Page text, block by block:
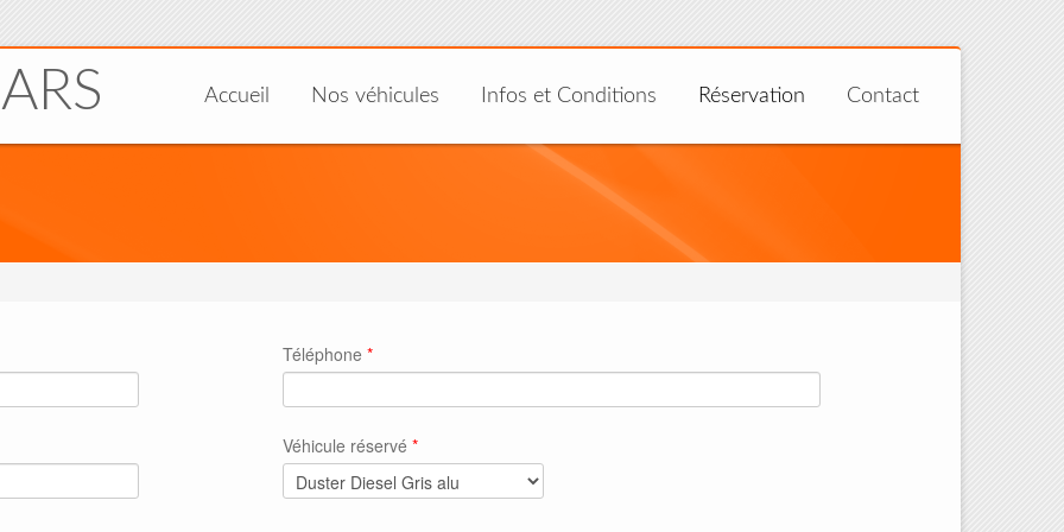
Accueil Nos véhicules Infos et Conditions Réservation Contact
Téléphone*
Véhicule réservé*